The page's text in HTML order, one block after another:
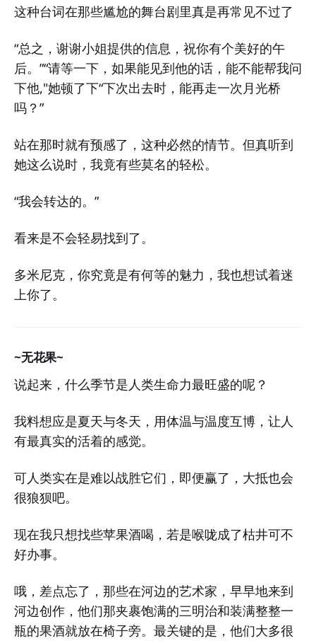
这种台词在那些尴尬的舞台剧里真是再常见不过了
“总之，谢谢小姐提供的信息，祝你有个美好的午
后。”“请等一下，如果能见到他的话，能不能帮我问
下他,"她顿了下“下次出去时，能再走一次月光桥
吗？”
站在那时就有预感了，这种必然的情节。但真听到
她这么说时，我竟有些莫名的轻松。
“我会转达的。”
看来是不会轻易找到了。
多米尼克，你究竟是有何等的魅力，我也想试着迷
上你了。
~无花果~
说起来，什么季节是人类生命力最旺盛的呢？
我料想应是夏天与冬天，用体温与温度互博，让人
有最真实的活着的感觉。
可人类实在是难以战胜它们，即便赢了，大抵也会
很狼狈吧。
现在我只想找些苹果酒喝，若是喉咙成了枯井可不
好办事。
哦，差点忘了，那些在河边的艺术家，早早地来到
河边创作，他们那夹裹饱满的三明治和装满整整一
瓶的果酒就放在椅子旁。最关键的是，他们大多很